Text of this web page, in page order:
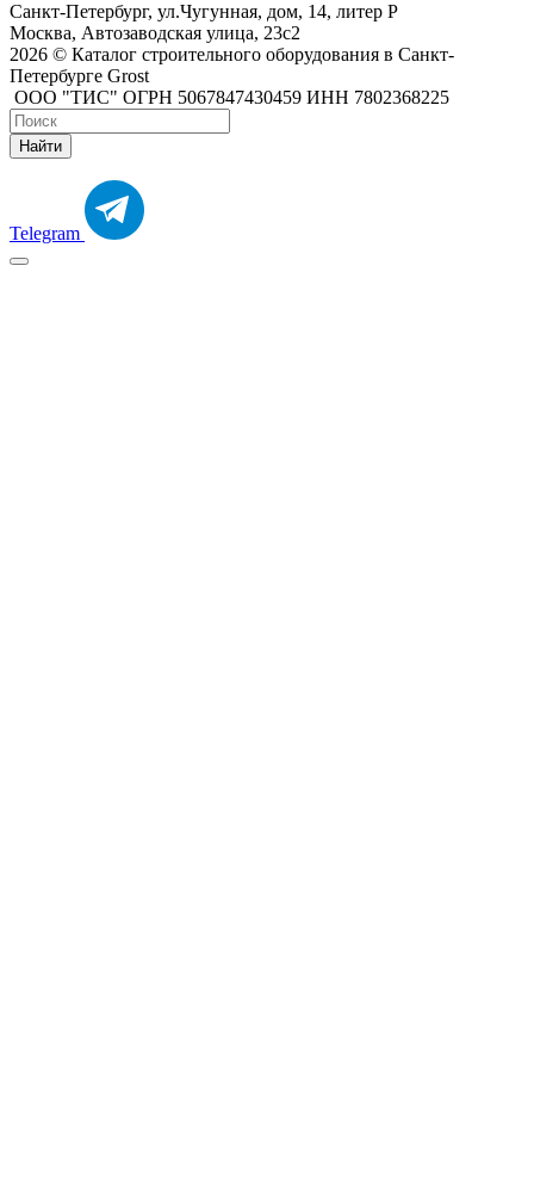
Санкт-Петербург, ул.Чугунная, дом, 14, литер Р
Москва, Автозаводская улица, 23с2
2026 © Каталог строительного оборудования в Санкт-
Петербурге Grost
ООО "ТИС" ОГРН 5067847430459 ИНН 7802368225
Найти
Telegram